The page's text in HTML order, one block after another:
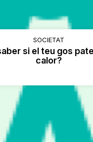
SOCIETAT
si el teu gos
calor?